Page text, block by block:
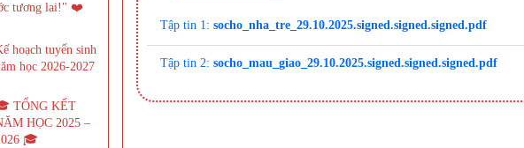
Tập tin 1: socho_nha_tre_29.10.2025.signed.signed.signed.pdf
Tập tin 2: socho_mau_giao_29.10.2025.signed.signed.signed.pdf
tương lai!" ❤️
hoạch tuyển sinh
học 2026-2027
TỔNG KẾT
HỌC 2025 –
🎓